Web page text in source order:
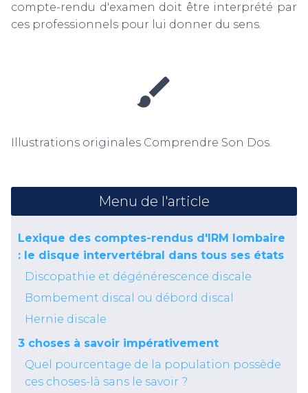
compte-rendu d'examen doit être interprété par
ces professionnels pour lui donner du sens.
Illustrations originales Comprendre Son Dos.
Menu de l'article
Lexique des comptes-rendus d'IRM lombaire
: le disque intervertébral dans tous ses états
Discopathie et dégénérescence discale
Bombement discal ou débord discal
Hernie discale
3 choses à savoir impérativement
Quel pourcentage de la population possède
ces choses-là sans le savoir ?